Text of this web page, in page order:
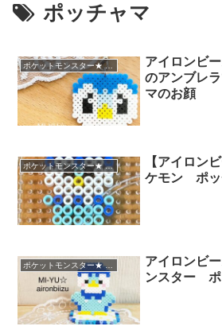
ポッチャマ
ポケットモンスター★ Pokemon
アイロンビ
のアンブレ
マのお顔
ポケットモンスター★ Pokemon
【アイロン
ケモン ポッ
ポケットモンスター★ Pokemon
アイロンビ
ンスター